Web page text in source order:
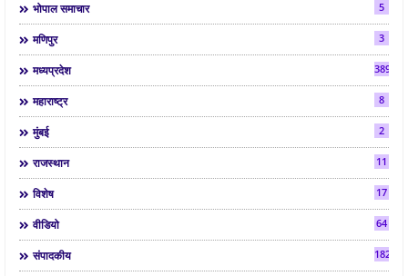
भोपाल समाचार 5
मणिपुर 3
मध्यप्रदेश 3892
महाराष्ट्र 8
मुंबई 2
राजस्थान 11
विशेष 17
वीडियो 64
संपादकीय 182